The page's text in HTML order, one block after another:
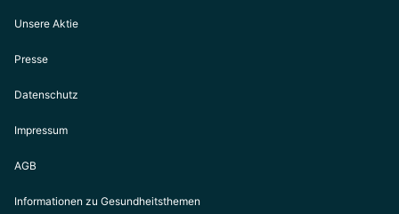
Unsere Aktie
Presse
Datenschutz
Impressum
AGB
Informationen zu Gesundheitsthemen